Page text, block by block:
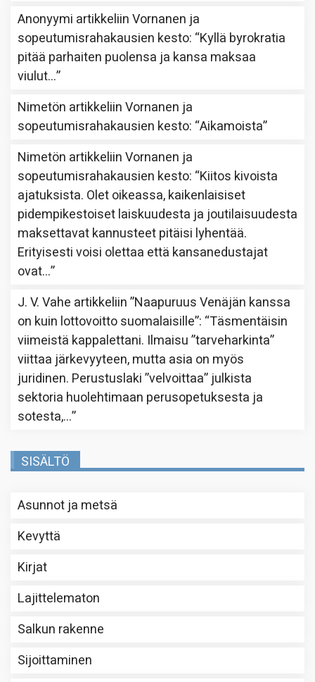
Anonyymi artikkeliinVornanen ja
sopeutumisrahakausien kesto: “Kyllä byrokratia
pitää parhaiten puolensa ja kansa maksaa
viulut…”
Nimetön artikkeliinVornanen ja
sopeutumisrahakausien kesto: “Aikamoista”
Nimetön artikkeliinVornanen ja
sopeutumisrahakausien kesto: “Kiitos kivoista
ajatuksista. Olet oikeassa, kaikenlaisiset
pidempikestoiset laiskuudesta ja joutilaisuudesta
maksettavat kannusteet pitäisi lyhentää.
Erityisesti voisi olettaa että kansanedustajat
ovat…”
J. V. Vahe artikkeliin”Naapuruus Venäjän kanssa
on kuin lottovoitto suomalaisille”: “Täsmentäisin
viimeistä kappalettani. Ilmaisu ”tarveharkinta”
viittaa järkevyyteen, mutta asia on myös
juridinen. Perustuslaki ”velvoittaa” julkista
sektoria huolehtimaan perusopetuksesta ja
sotesta,…”
SISÄLTÖ
Asunnot ja metsä
Kevyttä
Kirjat
Lajittelematon
Salkun rakenne
Sijoittaminen